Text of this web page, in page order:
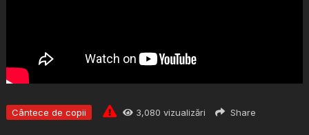
Cântece de copii 3,080 vizualizări Share